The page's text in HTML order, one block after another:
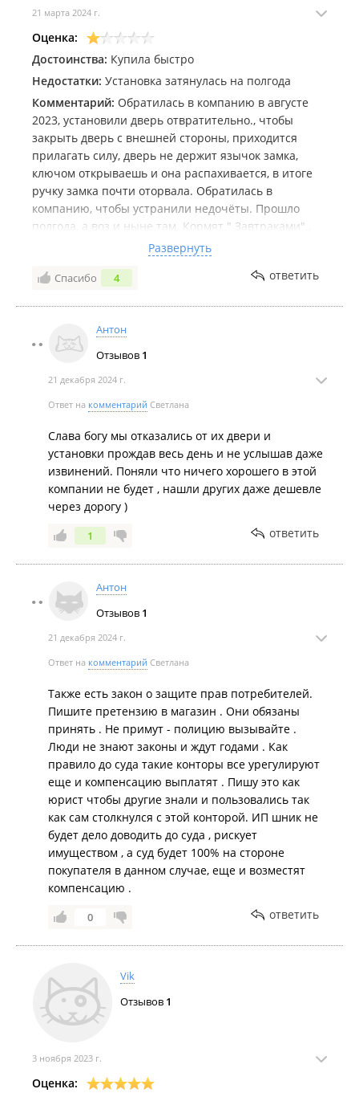
21 марта 2024 г.
Оценка:
Достоинства: Купила быстро
Недостатки: Установка затянулась на полгода
Комментарий: Обратилась в компанию в августе
2023, установили дверь отвратительно., чтобы
закрыть дверь с внешней стороны, приходится
прилагать силу, дверь не держит язычок замка,
ключом открываешь и она распахивается, в итоге
ручку замка почти оторвала. Обратилась в
компанию, чтобы устранили недочёты. Прошло
полгода, а воз и ныне там. Кормят " Завтраками".,
хотя дополнительные 1,5 рублей за установку
попросили доплатить на месте. Так как не
устранены недоделки, не могу отремонтировать
людям!
Развернуть
Спасибо 4 ответить
Антон
Отзывов 1
21 декабря 2024 г.
Ответ на комментарий Светлана
Слава богу мы отказались от их двери и
установки прождав весь день и не услышав даже
извинений. Поняли что ничего хорошего в этой
компании не будет , нашли других даже дешевле
через дорогу )
1 ответить
Антон
Отзывов 1
21 декабря 2024 г.
Ответ на комментарий Светлана
Также есть закон о защите прав потребителей.
Пишите претензию в магазин . Они обязаны
принять . Не примут - полицию вызывайте .
Люди не знают законы и ждут годами . Как
правило до суда такие конторы все урегулируют
еще и компенсацию выплатят . Пишу это как
юрист чтобы другие знали и пользовались так
как сам столкнулся с этой конторой. ИП шник не
будет дело доводить до суда , рискует
имуществом , а суд будет 100% на стороне
покупателя в данном случае, еще и возместят
компенсацию .
0 ответить
Vik
Отзывов 1
3 ноября 2023 г.
Оценка: